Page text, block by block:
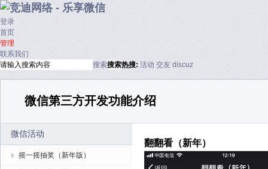
登录
首页
管理
联系我们
搜索搜索热搜: 活动 交友 discuz
微信第三方开发功能介绍
微信活动
摇一摇抽奖（新年版）
翻翻看（新年）